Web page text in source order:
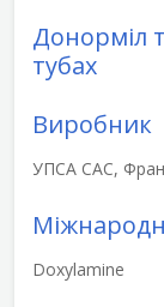
Донорміл
тубах
Виробник
УПСА САС,
Doxylamine